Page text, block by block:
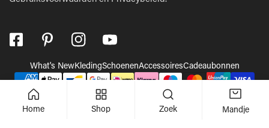
© 2026, Powered by Shopify
What's NewKledingSchoenenAccessoiresCadeaubonnen
Betaalmethodes
Home Shop Zoek Mandje